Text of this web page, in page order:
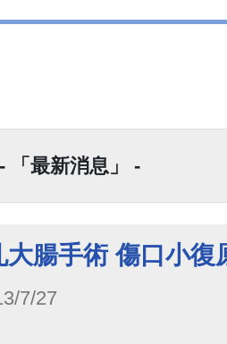
「最新消息」 -
大腸手術 傷口小復
7/27